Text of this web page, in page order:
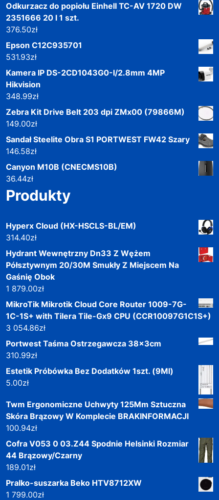
Odkurzacz do popiołu Einhell TC-AV 1720 DW
2351666 20 l 1 szt.
376.50zł
Epson C12C935701
531.93zł
Kamera IP DS-2CD1043G0-I/2.8mm 4MP
Hikvision
348.99zł
Zebra Kit Drive Belt 203 dpi ZMx00 (79866M)
149.00zł
Sandał Steelite Obra S1 PORTWEST FW42 Szary
146.58zł
Canyon M10B (CNECMS10B)
36.44zł
Produkty
Hyperx Cloud (HX-HSCLS-BL/EM)
314.40zł
Hydrant Wewnętrzny Dn33 Z Wężem
Półsztywnym 20/30M Smukły Z Miejscem Na
Gaśnię Obok
1 879.00zł
MikroTik Mikrotik Cloud Core Router 1009-7G-
1C-1S+ with Tilera Tile-Gx9 CPU (CCR10097G1C1S+)
3 054.86zł
Portwest Taśma Ostrzegawcza 38x3cm
310.99zł
Estetik Próbówka Bez Dodatków 1szt. (9Ml)
5.00zł
Twm Ergonomiczne Uchwyty 125Mm Sztuczna
Skóra Brązowy W Komplecie BRAKINFORMACJI
100.94zł
Cofra V053 0 03.Z44 Spodnie Helsinki Rozmiar
44 Brązowy/Czarny
189.01zł
Pralko-suszarka Beko HTV8712XW
1 799.00zł